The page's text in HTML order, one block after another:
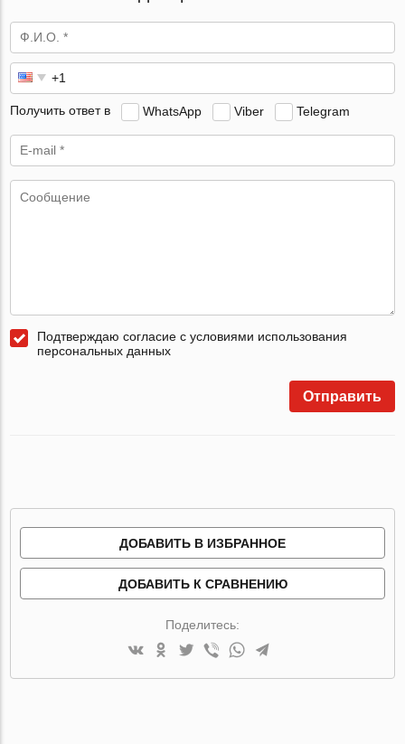
Получить ответ в WhatsApp Viber Telegram
Подтверждаю согласие с условиями использования
персональных данных
Отправить
ДОБАВИТЬ В ИЗБРАННОЕ
ДОБАВИТЬ К СРАВНЕНИЮ
Поделитесь: